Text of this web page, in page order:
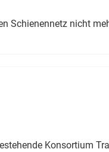
Schienennetz nicht
Konsortium